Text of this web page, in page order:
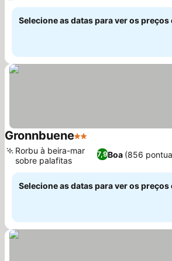
Selecione as datas para ver os preços
Gronnbuene2 Estrelas
7,9Boa (856
Rorbu à beira-mar
sobre palafitas
Selecione as datas para ver os preços